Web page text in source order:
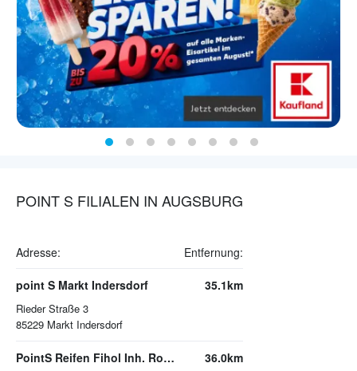
POINT S FILIALEN IN AUGSBURG
Adresse: Entfernung:
point S Markt Indersdorf
Rieder Straße 3
85229 Markt Indersdorf
35.1km
PointS Reifen Fihol Inh. Roman Fihol 36.0km